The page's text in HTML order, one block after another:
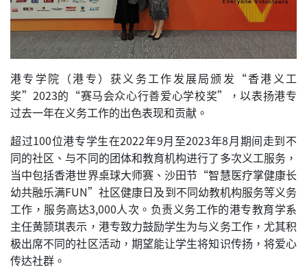
港专学院（港专）获义务工作发展局颁发“香港义工
奖”2023的“赛马会众心行善爱心学校奖”，以表扬港专
过去一年在义务工作的出色表现和贡献。
超过100位港专学生在2022年9月至2023年8月期间走到不
同的社区、与不同的团体和教育机构进行了多次义工服务，
当中包括香港世界桌球大师赛、沙田节“智慧医疗掌健康长
幼共融乐满FUN”社区健康日及到不同幼教机构服务等义务
工作，服务高达3,000人次。负责义务工作的港专教育学系
主任黄颕琪表示，港专致力鼓励学生为与义务工作，尤其积
极出席不同的社区活动，期望能让学生将知识传扬，将爱心
传达社群。